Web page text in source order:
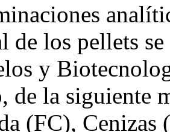
de los pellets
y
de la siguiente
(FC), Cenizas